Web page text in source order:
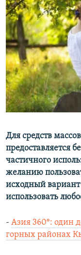
поиску
Для средств
предоставляется
частичного
желанию
исходный
использовать
- Азия 360°: один
горных районах